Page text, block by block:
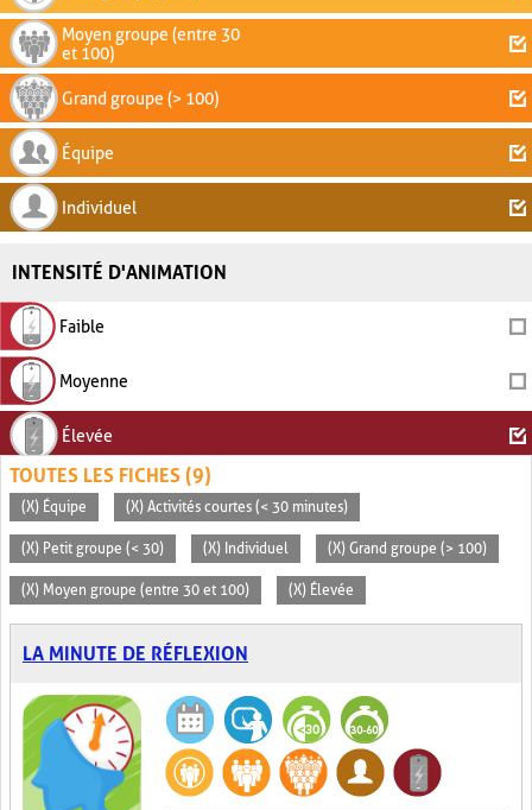
Moyen groupe (entre 30
et 100)
Grand groupe (> 100)
Équipe
Individuel
INTENSITÉ D'ANIMATION
Faible
Moyenne
Élevée
TOUTES LES FICHES (9)
(X) Équipe (X) Activités courtes (< 30 minutes)
(X) Petit groupe (< 30) (X) Individuel (X) Grand groupe (> 100)
(X) Moyen groupe (entre 30 et 100) (X) Élevée
LA MINUTE DE RÉFLEXION